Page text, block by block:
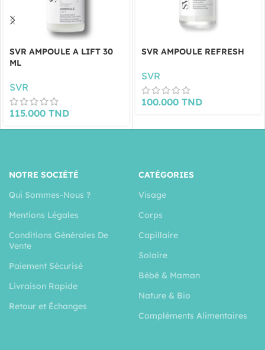
SVR AMPOULE A LIFT 30
ML
SVR
115.000 TND
SVR AMPOULE REFRESH
SVR
100.000 TND
NOTRE SOCIÉTÉ
Qui Sommes-Nous ?
Mentions Légales
Conditions Générales De
Vente
Paiement Sécurisé
Livraison Rapide
Retour et Échanges
CATÉGORIES
Visage
Corps
Capillaire
Solaire
Bébé & Maman
Nature & Bio
Compléments Alimentaires